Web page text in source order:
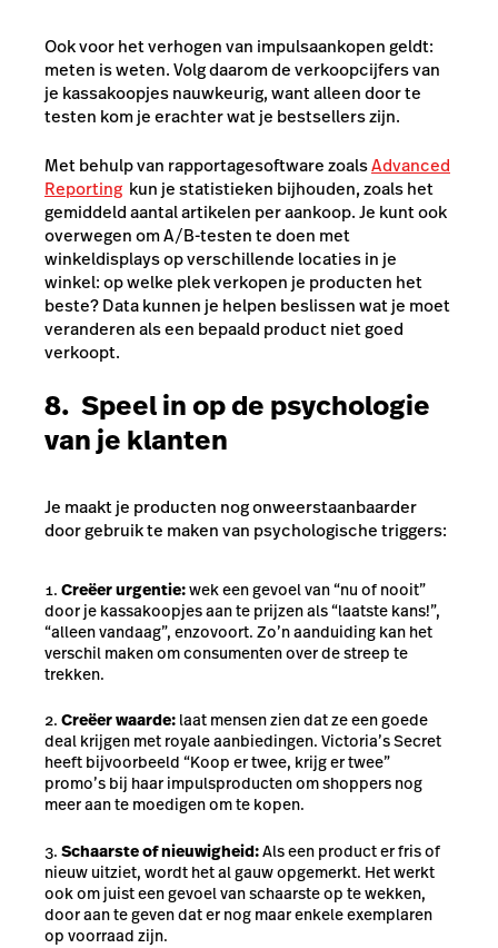
Ook voor het verhogen van impulsaankopen geldt:
meten is weten. Volg daarom de verkoopcijfers van
je kassakoopjes nauwkeurig, want alleen door te
testen kom je erachter wat je bestsellers zijn.
Met behulp van rapportagesoftware zoalsAdvanced
Reporting kun je statistieken bijhouden, zoals het
gemiddeld aantal artikelen per aankoop. Je kunt ook
overwegen om A/B-testen te doen met
winkeldisplays op verschillende locaties in je
winkel: op welke plek verkopen je producten het
beste? Data kunnen je helpen beslissen wat je moet
veranderen als een bepaald product niet goed
verkoopt.
8. Speel in op de psychologie
van je klanten
Je maakt je producten nog onweerstaanbaarder
door gebruik te maken van psychologischetriggers:
Creëer urgentie:wek een gevoel van “nu of nooit”
door je kassakoopjes aan te prijzen als “laatste kans!”,
“alleen vandaag”, enzovoort. Zo’n aanduiding kan het
verschil maken om consumenten over de streep te
trekken.
Creëer waarde: laat mensen zien dat ze een goede
deal krijgen met royale aanbiedingen. Victoria’s Secret
heeft bijvoorbeeld “Koop er twee, krijg er twee”
promo’s bij haar impulsproducten om shoppers nog
meer aan te moedigen om te kopen.
Schaarste of nieuwigheid:Als een product er fris of
nieuw uitziet, wordt het al gauw opgemerkt. Het werkt
ook om juist een gevoel van schaarste op te wekken,
door aan te geven dat er nog maar enkele exemplaren
op voorraad zijn.